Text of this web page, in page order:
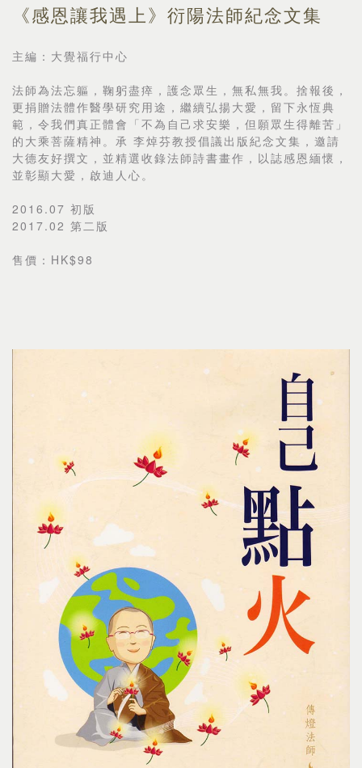
《感恩讓我遇上》衍陽法師紀念文集
主編：大覺福行中心
法師為法忘軀，鞠躬盡瘁，護念眾生，無私無我。捨報後，
更捐贈法體作醫學研究用途，繼續弘揚大愛，留下永恆典
範，令我們真正體會「不為自己求安樂，但願眾生得離苦」
的大乘菩薩精神。承 李焯芬教授倡議出版紀念文集，邀請
大德友好撰文，並精選收錄法師詩書畫作，以誌感恩緬懷，
並彰顯大愛，啟迪人心。
2016.07 初版
2017.02 第二版
售價：HK$98